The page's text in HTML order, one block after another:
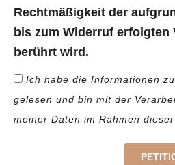
Rechtmäßigkeit der
bis zum Widerruf erfolgten
berührt wird.
Ich habe die Informationen
gelesen und bin mit der
meiner Daten im Rahmen